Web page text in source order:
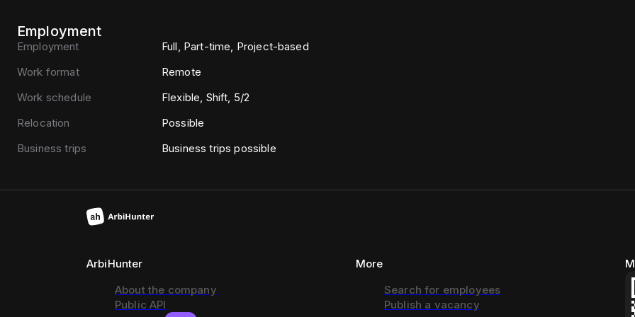
Employment
Employment
Full, Part-time, Project-based
Work format
Remote
Work schedule
Flexible, Shift, 5/2
Relocation
Possible
Business trips
Business trips possible
ArbiHunter
About the company
Public API
More
Search for employees
Publish a vacancy